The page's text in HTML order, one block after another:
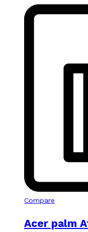
Compare
Acer palm